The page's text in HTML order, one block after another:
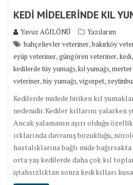
KEDİ MİDELERİNDE KIL
Yavuz AĞILÖNÜ
Yazılarım
bahçelievler veteriner,bakırköy
eyüp veteriner,güngören veteriner,kedi,
kedilerde tüy yumağı,kıl yumağı,
veteriner,tüy yumağı,vigorpet,
Kedilerde midede biriken kıl
nedenidir. Kediler kıllarını yalarken
Ancak yalamanın aşırı olduğu
ırklarında davranış bozukluğu,
hastalıklarına bağlı mide
orta yaş kedilerde daha çok kıl
iştahsızlıktan sonra kedi kılları